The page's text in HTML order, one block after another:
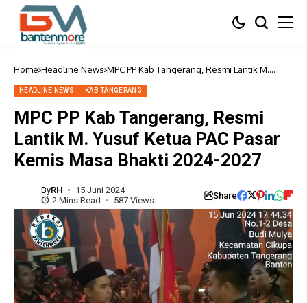
Home Headline News MPC PP Kab Tangerang, Resmi Lantik M.
2024-2027
HEADLINE NEWS KAB TANGERANG
MPC PP Kab Tangerang, Resmi
Lantik M. Yusuf Ketua PAC Pasar
Kemis Masa Bhakti 2024-2027
ByRH
15 Juni 2024
2 Mins Read
587 Views Share